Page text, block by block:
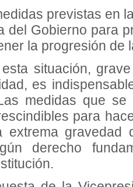
previstas en
del Gobierno para
la progresión de
situación,
es
medidas que
para
extrema
derecho